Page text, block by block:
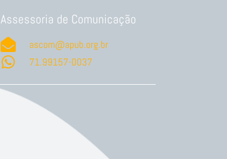
Assessoria de Comunicação
ascom@apub.org.br
71.99157-0037